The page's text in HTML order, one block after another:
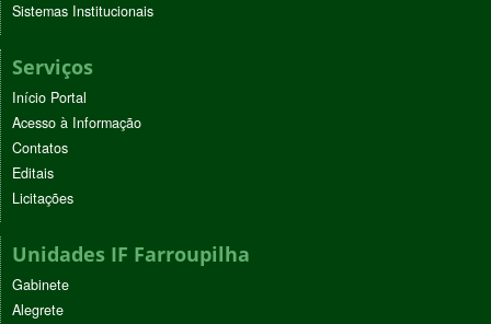
Sistemas Institucionais
Serviços
Início Portal
Acesso à Informação
Contatos
Editais
Licitações
Unidades IF Farroupilha
Gabinete
Alegrete